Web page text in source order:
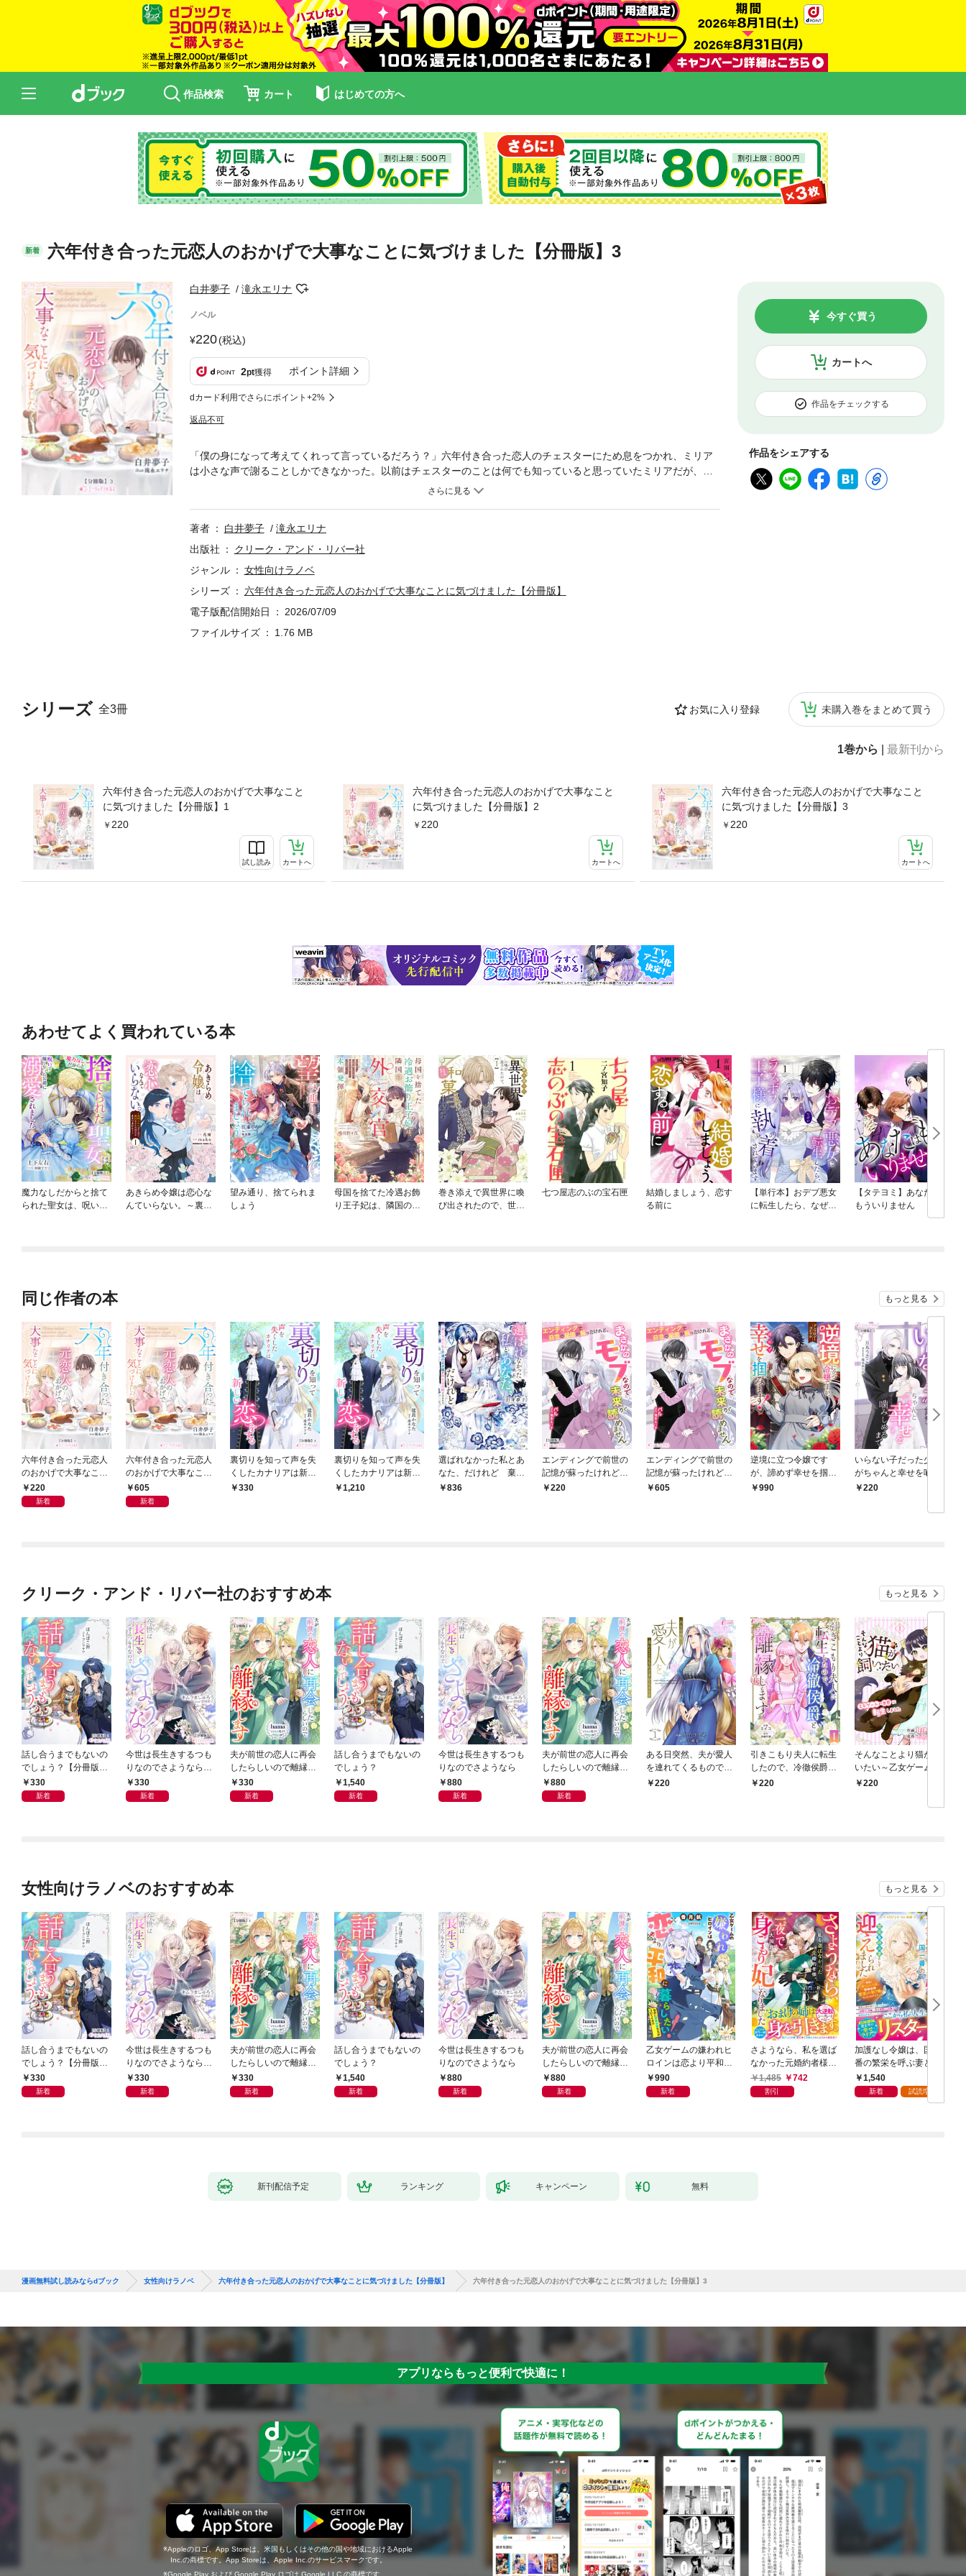
作品検索 カート はじめての方へ
新着 六年付き合った元恋人のおかげで大事なことに気づけました【分冊版】3
白井夢子 滝永エリナ
ノベル
220(税込)
2pt獲得 ポイント詳細
dカード利用でさらにポイント+2%
返品不可
カートへ
今すぐ買う
作品をチェックする
作品をシェアする
シリーズ 全3冊 お気に入り登録 未購入巻をまとめて買う
1巻から 最新刊から
六年付き合った元恋人のおかげで大事なこと
に気づけました【分冊版】1
220
試し読み カートへ
六年付き合った元恋人のおかげで大事なこと
に気づけました【分冊版】2
220
カートへ
六年付き合った元恋人のおかげで大事なこと
に気づけました【分冊版】3
220
カートへ
「僕の身になって考えてくれって言っているだろう？」六年付き合った恋人のチェスターにため息をつかれ、ミリア
は小さな声で謝ることしかできなかった。以前はチェスターのことは何でも知っていると思っていたミリアだが、今
は彼のことがよく分からない。そんなある日、ミリアは思い切って、自分のために行動してみることにした。恋人が
広がっていく中で、チェスターのことを考える時間は減っていった。代わりに、いつも自分を気にかけてくれる上司
の存在が、少しずつ心の中で大きくなっていて――。これは、終わりかけた恋の先で、新しい幸せを見つける物語。※
なことに気づけました【分冊版】3』です
著者 白井夢子
滝永エリナ
出版社
クリーク・アンド・リバー社
ジャンル
女性向けラノベ
シリーズ
六年付き合った元恋人のおかげで大事なことに気づけました【分冊版】
電子版配信開始日
2026/07/09
ファイルサイズ
1.76 MB
あわせてよく買われている本
魔力なしだからと捨て
られた聖女は、呪いで
あきらめ令嬢は恋心な
んていらない。～裏切
望み通り、捨てられま
しょう
母国を捨てた冷遇お飾
り王子妃は、隣国の外
巻き添えで異世界に喚
び出されたので、世界
七つ屋志のぶの宝石匣
結婚しましょう、恋す
る前に
【単行本】おデブ悪女
に転生したら、なぜか
【タテヨミ】あなたは
もういりません
同じ作者の本 もっと見る
六年付き合った元恋人
のおかげで大事なこと
に気づけました【分冊
版】1
220
新着
六年付き合った元恋人
のおかげで大事なこと
に気づけました
605
新着
裏切りを知って声を失
くしたカナリアは新し
い恋をする【分冊版】
330
裏切りを知って声を失
くしたカナリアは新し
い恋をする
1,210
選ばれなかった私とあ
なた、だけれど 棄て
られた私と不遇の王子
836
エンディングで前世の
記憶が蘇ったけれど、
まさかのモブなので未
220
エンディングで前世の
記憶が蘇ったけれど、
まさかのモブなので未
605
逆境に立つ令嬢です
が、諦めず幸せを掴み
ます！ アンソロジーコ
990
いらない子だった少女
がちゃんと幸せを噛み
しめるまで【分冊版】
220
クリーク・アンド・リバー社のおすすめ本 もっと見る
話し合うまでもないの
でしょう？【分冊版】
1 330
新着
今世は長生きするつも
りなのでさようなら
【分冊版】1
330
新着
夫が前世の恋人に再会
したらしいので離縁し
ます【分冊版】1
330
新着
話し合うまでもないの
でしょう？
1,540
新着
今世は長生きするつも
りなのでさようなら
880
新着
夫が前世の恋人に再会
したらしいので離縁し
ます880
新着
ある日突然、夫が愛人
を連れてくるものです
から… 1
220
引きこもり夫人に転生
したので、冷徹侯爵と
離縁します 1
220
そんなことより猫が飼
いたい～乙女ゲームの
世界に転生しました～
220
女性向けラノベのおすすめ本 もっと見る
話し合うまでもないの
でしょう？【分冊版】
1 330
新着
今世は長生きするつも
りなのでさようなら
【分冊版】1
330
新着
夫が前世の恋人に再会
したらしいので離縁し
ます【分冊版】1
330
新着
話し合うまでもないの
でしょう？
1,540
新着
今世は長生きするつも
りなのでさようなら
880
新着
夫が前世の恋人に再会
したらしいので離縁し
ます880
新着
乙女ゲームの嫌われヒ
ロインは恋より平和に
暮らしたい！（なのに
攻略対象たちがついて
990
新着
さようなら、私を選ば
なかった元婚約者様。
一夜で大国君主の身ご
もり妃になりました
1,485 742
割引
加護なし令嬢は、国一
番の繁栄を呼ぶ妻とし
て迎えられました～無
能と捨てられた私、ど
うやら精霊との架け橋
1,540
新着 試読増量
新刊配信予定 ランキング キャンペーン 無料
漫画無料試し読みならdブック 女性向けラノベ 六年付き合った元恋人のおかげで大事なことに気づけました【分冊版】 六年付き合った元恋人のおかげで大事なことに気づけました【分冊版】3
アプリならもっと便利で快適に！
Appleのロゴ、App Storeは、米国もしくはその他の国や地域におけるApple
Inc.の商標です。App Storeは、Apple Inc.のサービスマークです。
Google Play および Google Play ロゴは Google LLC の商標です。